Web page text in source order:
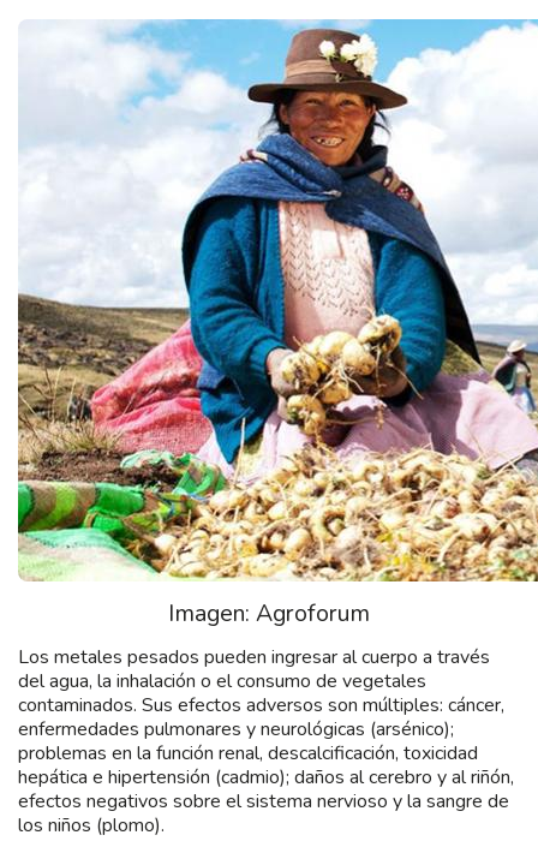
Imagen: Agroforum
Los metales pesados pueden ingresar al cuerpo a través
del agua, la inhalación o el consumo de vegetales
contaminados. Sus efectos adversos son múltiples: cáncer,
enfermedades pulmonares y neurológicas (arsénico);
problemas en la función renal, descalcificación, toxicidad
hepática e hipertensión (cadmio); daños al cerebro y al riñón,
efectos negativos sobre el sistema nervioso y la sangre de
los niños (plomo).